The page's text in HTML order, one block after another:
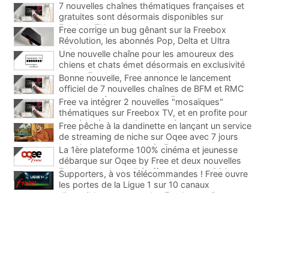
7 nouvelles chaînes thématiques françaises et
gratuites sont désormais disponibles sur
Freebox TV
Free corrige un bug gênant sur la Freebox
Révolution, les abonnés Pop, Delta et Ultra
doivent encore attendre
Une nouvelle chaîne pour les amoureux des
chiens et chats émet désormais en exclusivité
sur les Freebox, et c'est inclus
Bonne nouvelle, Free annonce le lancement
officiel de 7 nouvelles chaînes de BFM et RMC
sans surcoût sur toutes les Freebox
Free va intégrer 2 nouvelles "mosaïques"
thématiques sur Freebox TV, et en profite pour
procéder à une petite renumérotation
...
Free pêche à la dandinette en lançant un service
de streaming de niche sur Oqee avec 7 jours
gratuits pour les abonnés Freebox
La 1ère plateforme 100% cinéma et jeunesse
débarque sur Oqee by Free et deux nouvelles
Freebox, de la qualité offerte pendant 30 jours...
Supporters, à vos télécommandes ! Free ouvre
les portes de la Ligue 1 sur 10 canaux
disponibles sur toutes les Freebox et Oqee